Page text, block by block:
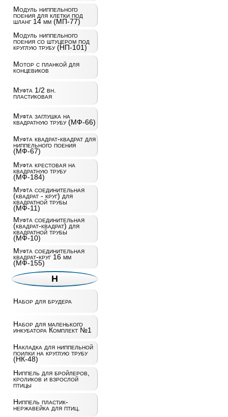
Модуль ниппельного
поения для клетки под
шланг 14 мм (МП-77)
Модуль ниппельного
поения со штуцером под
круглую трубу (НП-101)
Мотор с планкой для
концевиков
Муфта 1/2 вн.
пластиковая
Муфта заглушка на
квадратную трубу (МФ-66)
Муфта квадрат-квадрат для
ниппельного поения
(МФ-67)
Муфта крестовая на
квадратную трубу
(МФ-184)
Муфта соединительная
(квадрат - круг) для
квадратной трубы
(МФ-11)
Муфта соединительная
(квадрат-квадрат) для
квадратной трубы
(МФ-10)
Муфта соединительная
квадрат-круг 16 мм
(МФ-155)
Н
Набор для брудера
Набор для маленького
инкубатора Комплект №1
Накладка для ниппельной
поилки на круглую трубу
(НК-48)
Ниппель для бройлеров,
кроликов и взрослой
птицы
Ниппель пластик-
нержавейка для птиц.